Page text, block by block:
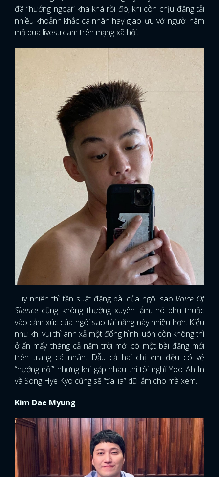
đã “hướng ngoại” kha khá rồi đó, khi còn chịu đăng tải
nhiều khoảnh khắc cá nhân hay giao lưu với người hâm
mộ qua livestream trên mạng xã hội.
Tuy nhiên thì tần suất đăng bài của ngôi sao Voice Of
Silence cũng không thường xuyên lắm, nó phụ thuộc
vào cảm xúc của ngôi sao tài năng này nhiều hơn. Kiểu
như khi vui thì anh xả một đống hình luôn còn không thì
ở ẩn mấy tháng cả năm trời mới có một bài đăng mới
trên trang cá nhân. Dẫu cả hai chị em đều có vẻ
“hướng nội” nhưng khi gặp nhau thì tôi nghĩ Yoo Ah In
và Song Hye Kyo cũng sẽ “tía lia” dữ lắm cho mà xem.
Kim Dae Myung